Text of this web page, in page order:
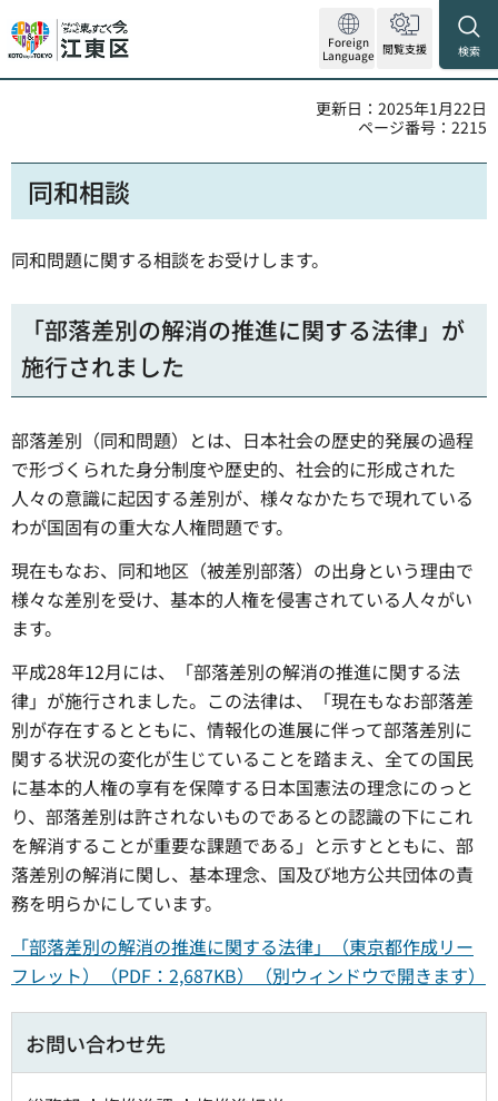
Foreign
Language 閲覧支援 検索
更新日：2025年1月22日
ページ番号：2215
同和相談
同和問題に関する相談をお受けします。
「部落差別の解消の推進に関する法律」が
施行されました
部落差別（同和問題）とは、日本社会の歴史的発展の過程
で形づくられた身分制度や歴史的、社会的に形成された
人々の意識に起因する差別が、様々なかたちで現れている
わが国固有の重大な人権問題です。
現在もなお、同和地区（被差別部落）の出身という理由で
様々な差別を受け、基本的人権を侵害されている人々がい
ます。
平成28年12月には、「部落差別の解消の推進に関する法
律」が施行されました。この法律は、「現在もなお部落差
別が存在するとともに、情報化の進展に伴って部落差別に
関する状況の変化が生じていることを踏まえ、全ての国民
に基本的人権の享有を保障する日本国憲法の理念にのっと
り、部落差別は許されないものであるとの認識の下にこれ
を解消することが重要な課題である」と示すとともに、部
落差別の解消に関し、基本理念、国及び地方公共団体の責
務を明らかにしています。
「部落差別の解消の推進に関する法律」（東京都作成リー
フレット）（PDF：2,687KB）（別ウィンドウで開きます）
お問い合わせ先